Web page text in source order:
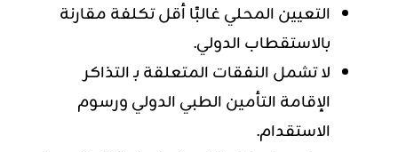
التعيين المحلي غالبًا أقل تكلفة مقارنة
بالاستقطاب الدولي.
لا تشمل النفقات المتعلقة بـ التذاكر
الإقامة التأمين الطبي الدولي ورسوم
الاستقدام.